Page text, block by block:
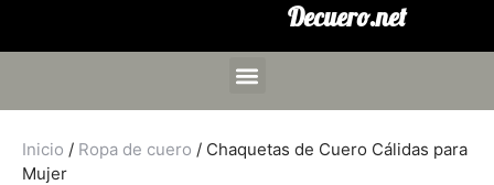
Decuero.net
Inicio / Ropa de cuero / Chaquetas de Cuero Cálidas para
Mujer